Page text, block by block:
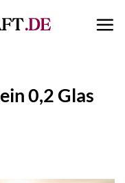
0,2 Glas